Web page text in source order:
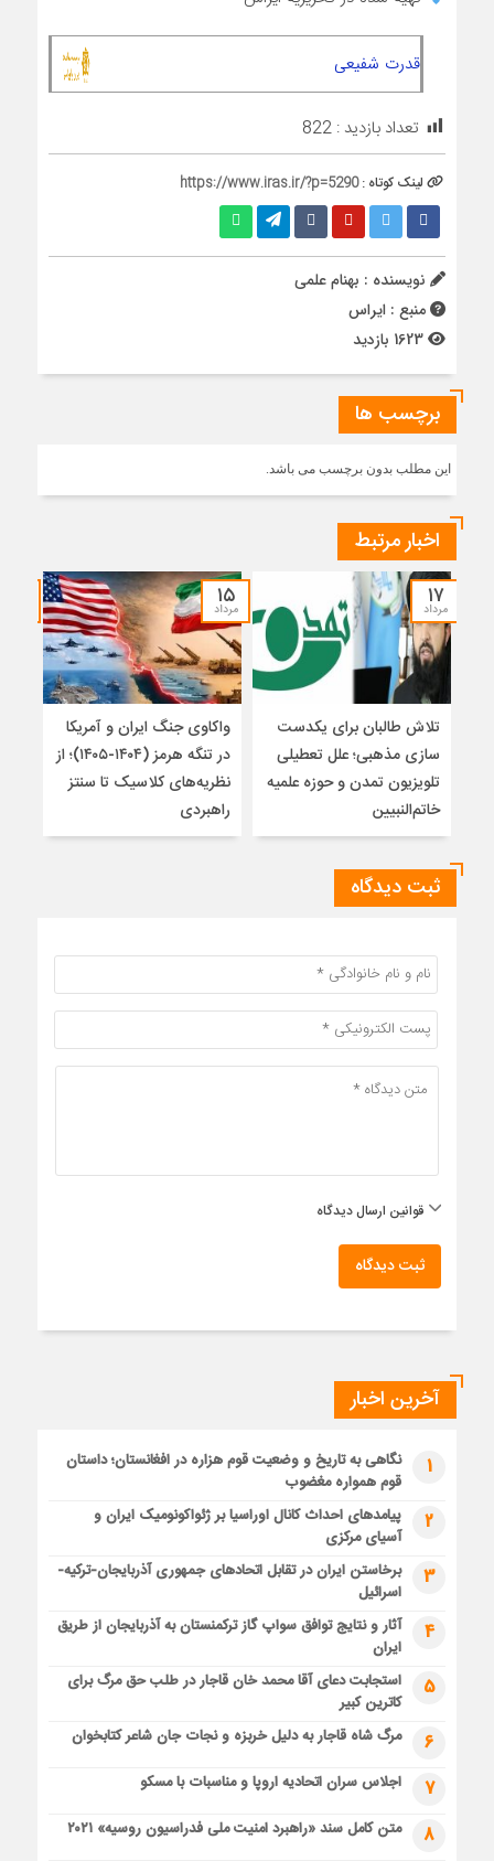
قدرت شفیعی
تعداد بازدید : 822
لینک کوتاه :https://www.iras.ir/?p=5290
نویسنده : بهنام علمی
منبع : ایراس
برچسب ها
این مطلب بدون برچسب می باشد.
اخبار مرتبط
۱۷
مرداد
تلاش طالبان برای یکدست
سازی مذهبی؛ علل تعطیلی
تلویزیون تمدن و حوزه علمیه
خاتم‌النبیین
۱۵
مرداد
واکاوی جنگ ایران و آمریکا
در تنگه هرمز (۱۴۰۴-۱۴۰۵)؛ از
نظریه‌های کلاسیک تا سنتز
راهبردی
ثبت دیدگاه
قوانین ارسال دیدگاه
ثبت دیدگاه
آخرین اخبار
1
نگاهی به تاریخ و وضعیت قوم هزاره در افغانستان؛ داستان
قوم همواره مغضوب
2
پیامدهای احداث کانال اوراسیا بر ژئواکونومیک ایران و
آسیای مرکزی
3
برخاستن ایران در تقابل اتحادهای جمهوری آذربایجان-ترکیه-
اسرائیل
4
آثار و نتایج توافق سواپ گاز ترکمنستان به آذربایجان از طریق
ایران
5
استجابت دعای آقا محمد خان قاجار در طلب حق مرگ برای
کاترین کبیر
6 مرگ شاه قاجار به دلیل خربزه و نجات جان شاعر کتابخوان
7 اجلاس سران اتحادیه اروپا و مناسبات با مسکو
8 متن کامل سند «راهبرد امنیت ملی فدراسیون روسیه» ۲۰۲۱